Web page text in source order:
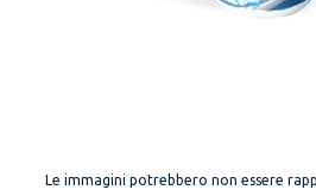
Le immagini potrebbero non essere